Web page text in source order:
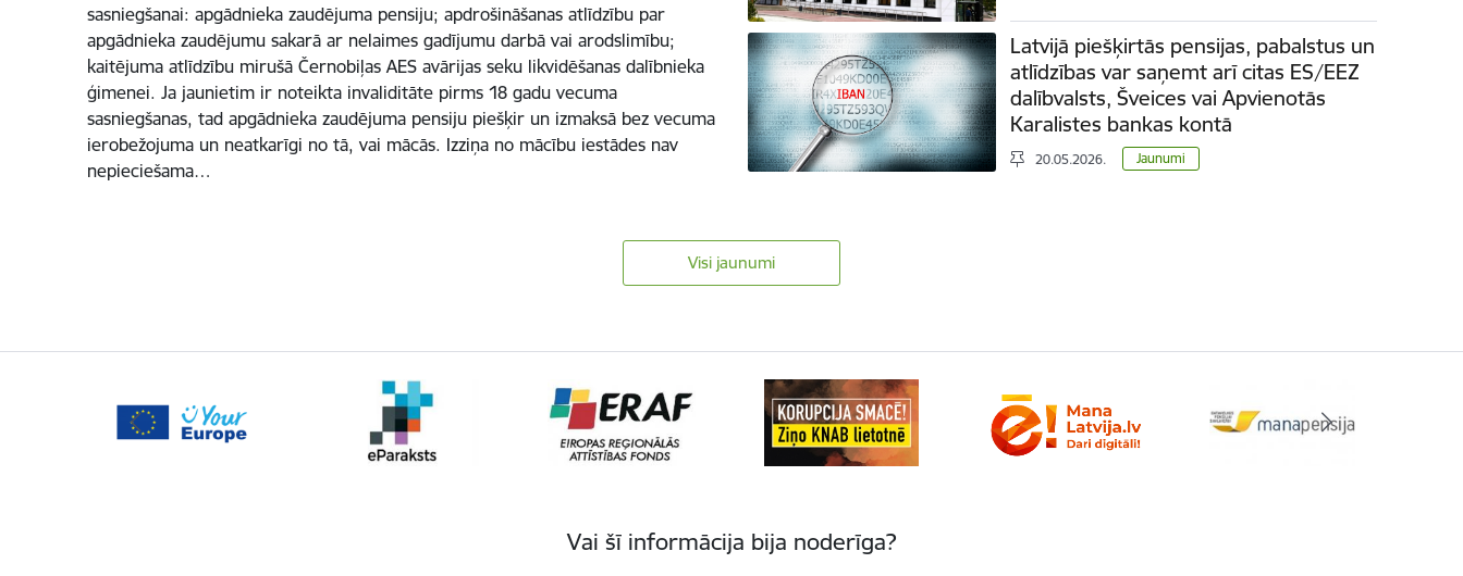
sasniegšanai: apgādnieka zaudējuma pensiju; apdrošināšanas atlīdzību par
apgādnieka zaudējumu sakarā ar nelaimes gadījumu darbā vai arodslimību;
kaitējuma atlīdzību mirušā Černobiļas AES avārijas seku likvidēšanas dalībnieka
ģimenei. Ja jaunietim ir noteikta invaliditāte pirms 18 gadu vecuma
sasniegšanas, tad apgādnieka zaudējuma pensiju piešķir un izmaksā bez vecuma
ierobežojuma un neatkarīgi no tā, vai mācās. Izziņa no mācību iestādes nav
nepieciešama…
Latvijā piešķirtās pensijas, pabalstus un
atlīdzības var saņemt arī citas ES/EEZ
dalībvalsts, Šveices vai Apvienotās
Karalistes bankas kontā
20.05.2026. Jaunumi
Visi jaunumi
Vai šī informācija bija noderīga?